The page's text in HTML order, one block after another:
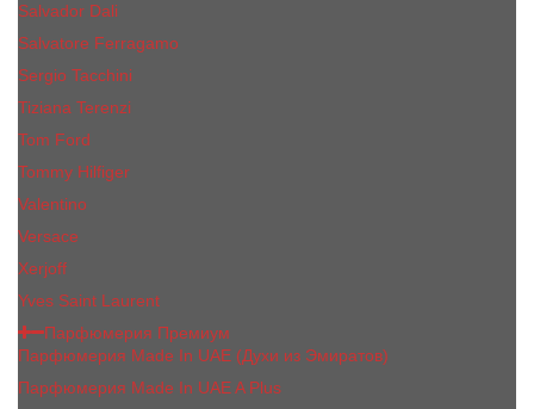
Salvador Dali
Salvatore Ferragamo
Sergio Tacchini
Tiziana Terenzi
Tom Ford
Tommy Hilfiger
Valentino
Versace
Xerjoff
Yves Saint Laurent
Парфюмерия Премиум
Парфюмерия Made In UAE (Духи из Эмиратов)
Парфюмерия Made In UAE A Plus